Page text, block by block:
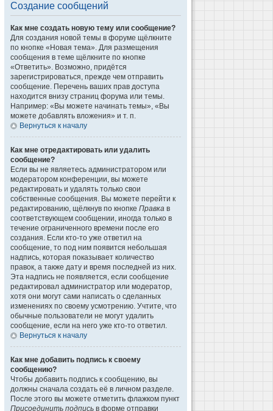
Создание сообщений
Как мне создать новую тему или сообщение?
Для создания новой темы в форуме щёлкните
по кнопке «Новая тема». Для размещения
сообщения в теме щёлкните по кнопке
«Ответить». Возможно, придётся
зарегистрироваться, прежде чем отправить
сообщение. Перечень ваших прав доступа
находится внизу страниц форума или темы.
Например: «Вы можете начинать темы», «Вы
можете добавлять вложения» и т. п.
Вернуться к началу
Как мне отредактировать или удалить
сообщение?
Если вы не являетесь администратором или
модератором конференции, вы можете
редактировать и удалять только свои
собственные сообщения. Вы можете перейти к
редактированию, щёлкнув по кнопке Правка в
соответствующем сообщении, иногда только в
течение ограниченного времени после его
создания. Если кто-то уже ответил на
сообщение, то под ним появится небольшая
надпись, которая показывает количество
правок, а также дату и время последней из них.
Эта надпись не появляется, если сообщение
редактировал администратор или модератор,
хотя они могут сами написать о сделанных
изменениях по своему усмотрению. Учтите, что
обычные пользователи не могут удалить
сообщение, если на него уже кто-то ответил.
Вернуться к началу
Как мне добавить подпись к своему
сообщению?
Чтобы добавить подпись к сообщению, вы
должны сначала создать её в личном разделе.
После этого вы можете отметить флажком пункт
Присоединить подпись в форме отправки